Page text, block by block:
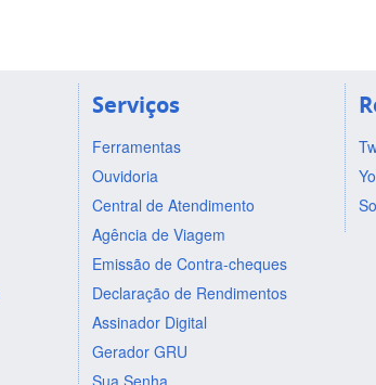
Serviços
Ferramentas
Ouvidoria
Central de Atendimento
Agência de Viagem
Emissão de Contra-cheques
Declaração de Rendimentos
Assinador Digital
Gerador GRU
Sua Senha